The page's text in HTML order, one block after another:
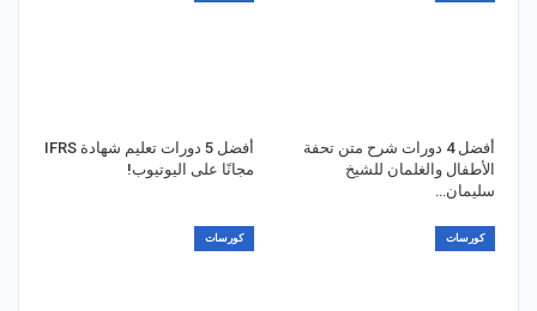
أفضل 4 دورات شرح متن تحفة
الأطفال والغلمان للشيخ
سليمان…
أفضل 5 دورات تعليم شهادة IFRS
مجانًا على اليوتيوب!
كورسات كورسات